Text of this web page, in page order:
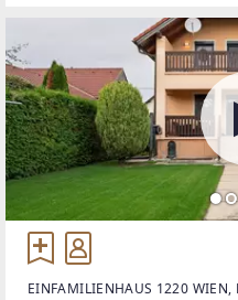
EINFAMILIENHAUS 1220 WIEN,